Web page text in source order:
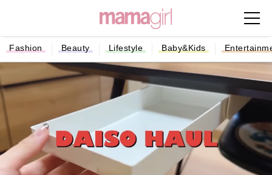
Fashion Beauty Lifestyle Baby&Kids